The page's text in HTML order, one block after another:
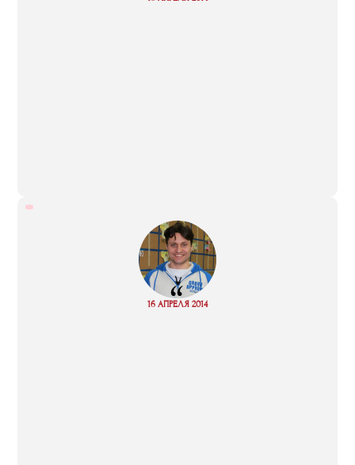
“
16 АПРЕЛЯ 2014
Read